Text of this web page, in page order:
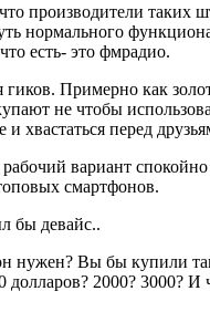
производители таких
нормального
есть- это фмрадио.
Примерно как
не чтобы
и хвастаться перед
вариант спокойно
смартфонов.
бы девайс..
нужен? Вы бы купили
долларов? 2000? 3000?